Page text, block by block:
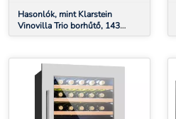
Hasonlók, mint Klarstein
Vinovilla Trio borhűtő, 143
palack, 3 zóna, 38 dB, 12 polc,